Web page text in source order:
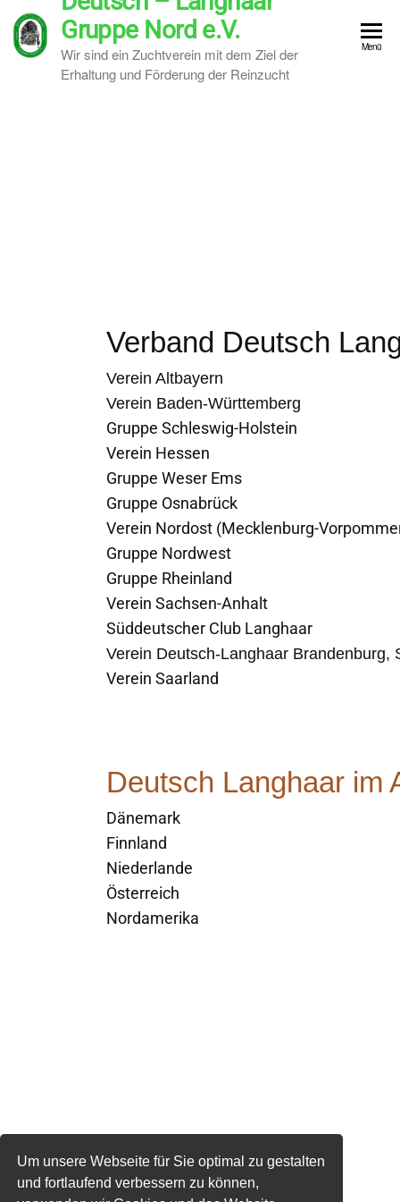
Um unsere Webseite für Sie optimal zu gestalten
und fortlaufend verbessern zu können,
Gruppe Nord e.V.
Wir sind ein Zuchtverein mit dem Ziel der
Erhaltung und Förderung der Reinzucht
Menü
Verband Deutsch
Verein Altbayern
Verein Baden-Württemberg
Gruppe Schleswig-Holstein
Verein Hessen
Gruppe Weser Ems
Gruppe Osnabrück
Verein Nordost (Mecklenburg-
Gruppe Nordwest
Gruppe Rheinland
Verein Sachsen-Anhalt
Süddeutscher Club Langhaar
Verein Deutsch-Langhaar Brandenburg,
Verein Saarland
Deutsch Langhaar im
Dänemark
Finnland
Niederlande
Österreich
Nordamerika